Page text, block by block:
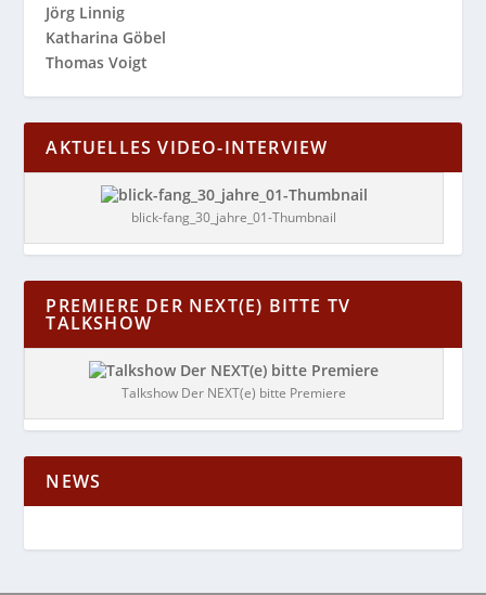
Jörg Linnig
Katharina Göbel
Thomas Voigt
AKTUELLES VIDEO-INTERVIEW
blick-fang_30_jahre_01-Thumbnail
PREMIERE DER NEXT(E) BITTE TV
TALKSHOW
Talkshow Der NEXT(e) bitte Premiere
NEWS